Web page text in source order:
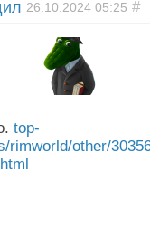
26.10.2024 05:25 #
top-
rimworld/other/